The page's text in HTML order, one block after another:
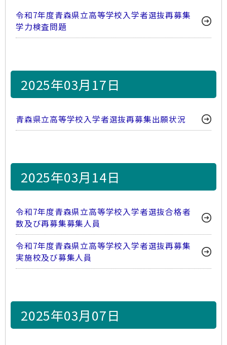
令和7年度青森県立高等学校入学者選抜再募集
学力検査問題
2025年03月17日
青森県立高等学校入学者選抜再募集出願状況
2025年03月14日
令和7年度青森県立高等学校入学者選抜合格者
数及び再募集募集人員
令和7年度青森県立高等学校入学者選抜再募集
実施校及び募集人員
2025年03月07日